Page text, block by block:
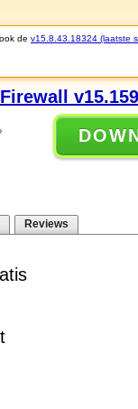
de v15.8.43.18324 (laatste
Reviews